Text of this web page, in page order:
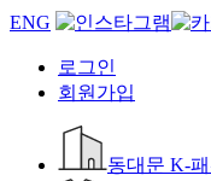
ENG
로그인
회원가입
동대문 K-